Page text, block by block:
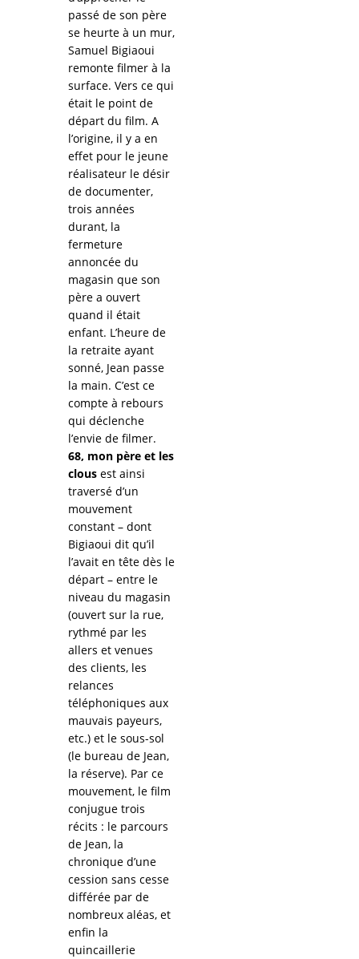
passé de son père
se heurte à un mur,
Samuel Bigiaoui
remonte filmer à la
surface. Vers ce qui
était le point de
départ du film. A
l’origine, il y a en
effet pour le jeune
réalisateur le désir
de documenter,
trois années
durant, la
fermeture
annoncée du
magasin que son
père a ouvert
quand il était
enfant. L’heure de
la retraite ayant
sonné, Jean passe
la main. C’est ce
compte à rebours
qui déclenche
l’envie de filmer.
68, mon père et les
clous est ainsi
traversé d’un
mouvement
constant – dont
Bigiaoui dit qu’il
l’avait en tête dès le
départ – entre le
niveau du magasin
(ouvert sur la rue,
rythmé par les
allers et venues
des clients, les
relances
téléphoniques aux
mauvais payeurs,
etc.) et le sous-sol
(le bureau de Jean,
la réserve). Par ce
mouvement, le film
conjugue trois
récits : le parcours
de Jean, la
chronique d’une
cession sans cesse
différée par de
nombreux aléas, et
enfin la
quincaillerie